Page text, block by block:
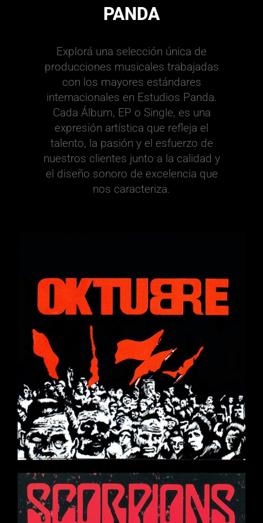
PANDA
Explorá una selección única de
producciones musicales trabajadas
con los mayores estándares
internacionales en Estudios Panda.
Cada Álbum, EP o Single, es una
expresión artística que refleja el
talento, la pasión y el esfuerzo de
nuestros clientes junto a la calidad y
el diseño sonoro de excelencia que
nos caracteriza.